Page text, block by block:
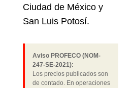
Ciudad de México y
San Luis Potosí.
Aviso PROFECO (NOM-
247-SE-2021):
Los precios publicados son
de contado. En operaciones